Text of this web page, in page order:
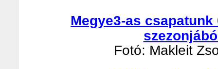
Megye3-as
Fotó: Makleit